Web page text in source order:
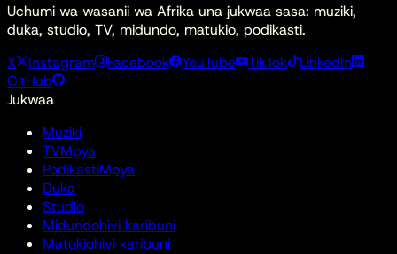
Uchumi wa wasanii wa Afrika una jukwaa sasa: muziki,
duka, studio, TV, midundo, matukio, podikasti.
X
Instagram Facebook YouTube TikTok
LinkedIn
GitHub
Jukwaa
Muziki
TVMpya
PodikastiMpya
Duka
Studio
Midundohivi karibuni
Matukiohivi karibuni